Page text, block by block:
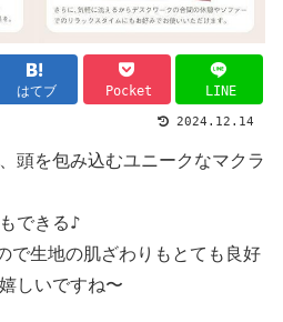
はてブ Pocket LINE
2024.12.14
頭を包み込むユニークなマクラ
できる♪
生地の肌ざわりもとても良好
しいですね〜